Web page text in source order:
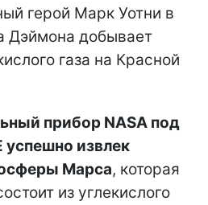
герой Марк Уотни в
Дэймона добывает
газа на Красной
прибор NASA под
успешно извлек
Марса, которая
из углекислого